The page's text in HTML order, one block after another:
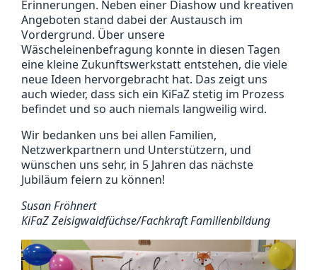
Erinnerungen. Neben einer Diashow und kreativen
Angeboten stand dabei der Austausch im
Vordergrund. Über unsere
Wäscheleinenbefragung konnte in diesen Tagen
eine kleine Zukunftswerkstatt entstehen, die viele
neue Ideen hervorgebracht hat. Das zeigt uns
auch wieder, dass sich ein KiFaZ stetig im Prozess
befindet und so auch niemals langweilig wird.
Wir bedanken uns bei allen Familien,
Netzwerkpartnern und Unterstützern, und
wünschen uns sehr, in 5 Jahren das nächste
Jubiläum feiern zu können!
Susan Fröhnert
KiFaZ Zeisigwaldfüchse/Fachkraft Familienbildung